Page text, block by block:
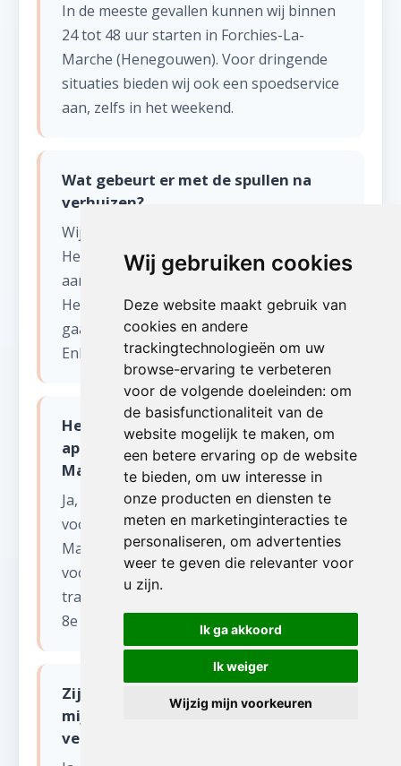
Wij gebruiken cookies
Deze website maakt gebruik van
cookies en andere
trackingtechnologieën om uw
browse-ervaring te verbeteren
voor de volgende doeleinden: om
de basisfunctionaliteit van de
website mogelijk te maken, om
een betere ervaring op de website
te bieden, om uw interesse in
onze producten en diensten te
meten en marketinginteracties te
personaliseren, om advertenties
weer te geven die relevanter voor
u zijn.
Ik ga akkoord
Ik weiger
Wijzig mijn voorkeuren
In de meeste gevallen kunnen wij binnen
24 tot 48 uur starten in Forchies-La-
Marche (Henegouwen). Voor dringende
situaties bieden wij ook een spoedservice
aan, zelfs in het weekend.
Wat gebeurt er met de spullen na
verhuizen?
Wij sorteren alles zorgvuldig.
Herbruikbare items worden gedoneerd
aan kringloopwinkels en goede doelen in
Henegouwen. Recycleerbaar materiaal
gaat naar erkende verwerkingscentra.
Enkel restafval wordt afgevoerd.
Hebben jullie een verhuislift voor
appartementen in Forchies-La-
Marche?
Ja, wij beschikken over een verhuislift
voor appartementen in Forchies-La-
Marche en omgeving. Dit is vooral handig
voor zware meubels en wanneer het
trappenhuis te smal is. De lift kan tot de
8e verdieping reiken.
Zijn jullie actief in de voormalige
mijnstreek van Henegouwen voor
verhuizen?